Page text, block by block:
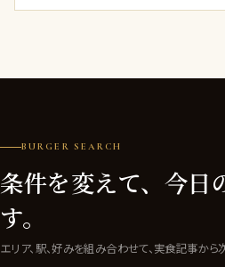
BURGER SEARCH
条件を変えて、今日
す。
エリア、駅、好みを組み合わせて、実食記事から